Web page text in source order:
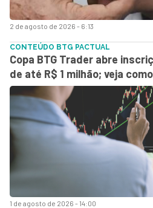
2 de agosto de 2026 - 6:13
1 de agosto de 2026 - 14:00
CONTEÚDO BTG PACTUAL
Copa BTG Trader abre
de até R$ 1 milhão; veja